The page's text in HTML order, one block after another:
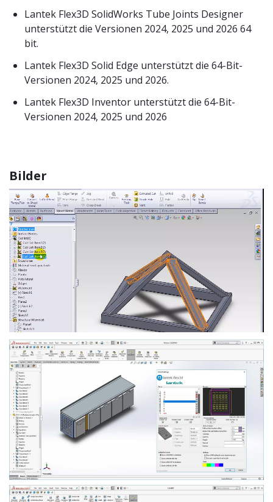
Lantek Flex3D SolidWorks Tube Joints Designer
unterstützt die Versionen 2024, 2025 und 2026 64
bit.
Lantek Flex3D Solid Edge unterstützt die 64-Bit-
Versionen 2024, 2025 und 2026.
Lantek Flex3D Inventor unterstützt die 64-Bit-
Versionen 2024, 2025 und 2026
Bilder